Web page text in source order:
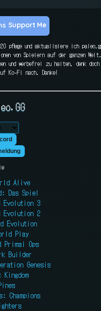
pflege und aktualisiere ich
von Spielern auf der ganzen
und werbefrei zu halten, denk doch
Ko-Fi nach. Danke!
Support Me
Alive
Das Spiel
Evolution 3
Evolution 2
Evolution
Play
Primal Ops
Builder
Genesis
Champions